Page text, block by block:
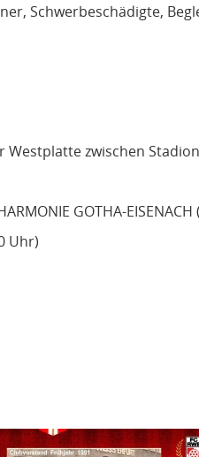
Schwerbeschädigte,
zwischen
GOTHA-
Uhr)